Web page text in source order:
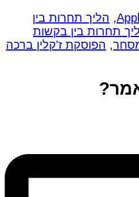
, הליך תחרות בין
תחרות בין בקשות
, הפוסקת ז'קלין ברכה